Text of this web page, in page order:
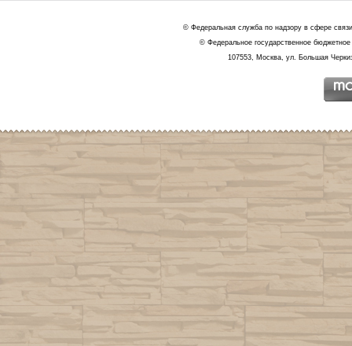
© Федеральная служба по надзору в сфере
© Федеральное государственное
107553, Москва, ул. Большая